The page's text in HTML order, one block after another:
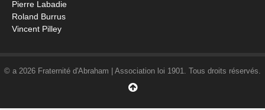
Pierre Labadie
Roland Burrus
Vincent Pilley
© a 2026 Fraternité d'Abraham | Association loi 1901. Tous droits réservés.